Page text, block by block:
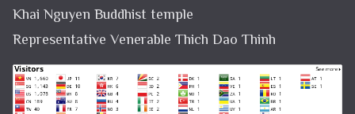
Khai Nguyen Buddhist temple
Representative Venerable Thich Dao Thinh